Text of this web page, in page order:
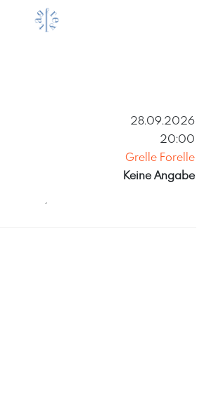
28.09.2026
20:00
Grelle Forelle
Keine Angabe
´